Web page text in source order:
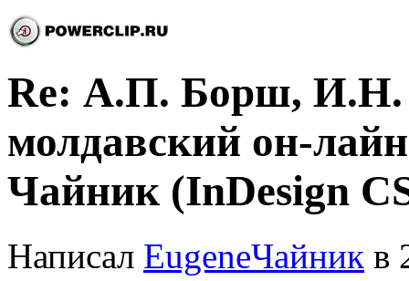
Re: А.П. Борш, И.Н.
молдавский он-
Чайник (InDesign
Написал EugeneЧайник в